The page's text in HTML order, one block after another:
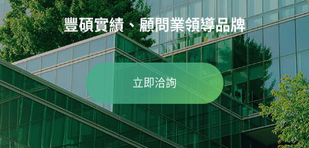
豐碩實績、顧問業領導品牌
立即洽詢